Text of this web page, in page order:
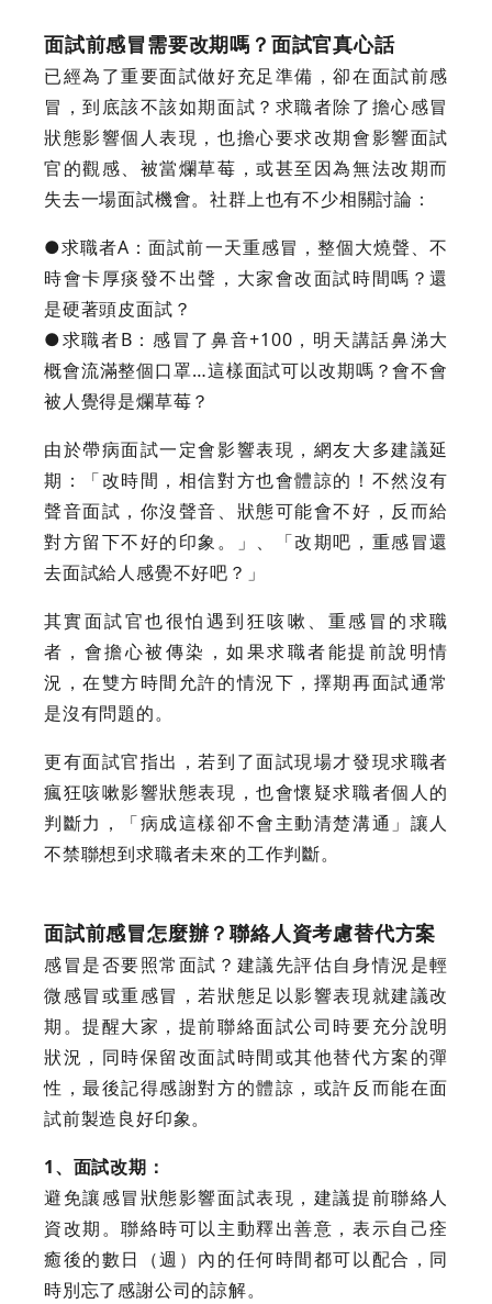
面試前感冒需要改期嗎？面試官真心話
已經為了重要面試做好充足準備，卻在面試前感
冒，到底該不該如期面試？求職者除了擔心感冒
狀態影響個人表現，也擔心要求改期會影響面試
官的觀感、被當爛草莓，或甚至因為無法改期而
失去一場面試機會。社群上也有不少相關討論：
●求職者A：面試前一天重感冒，整個大燒聲、不
時會卡厚痰發不出聲，大家會改面試時間嗎？還
是硬著頭皮面試？
●求職者B：感冒了鼻音+100，明天講話鼻涕大
概會流滿整個口罩…這樣面試可以改期嗎？會不會
被人覺得是爛草莓？
由於帶病面試一定會影響表現，網友大多建議延
期：「改時間，相信對方也會體諒的！不然沒有
聲音面試，你沒聲音、狀態可能會不好，反而給
對方留下不好的印象。」、「改期吧，重感冒還
去面試給人感覺不好吧？」
其實面試官也很怕遇到狂咳嗽、重感冒的求職
者，會擔心被傳染，如果求職者能提前說明情
況，在雙方時間允許的情況下，擇期再面試通常
是沒有問題的。
更有面試官指出，若到了面試現場才發現求職者
瘋狂咳嗽影響狀態表現，也會懷疑求職者個人的
判斷力，「病成這樣卻不會主動清楚溝通」讓人
不禁聯想到求職者未來的工作判斷。
面試前感冒怎麼辦？聯絡人資考慮替代方案
感冒是否要照常面試？建議先評估自身情況是輕
微感冒或重感冒，若狀態足以影響表現就建議改
期。提醒大家，提前聯絡面試公司時要充分說明
狀況，同時保留改面試時間或其他替代方案的彈
性，最後記得感謝對方的體諒，或許反而能在面
試前製造良好印象。
1、面試改期：
避免讓感冒狀態影響面試表現，建議提前聯絡人
資改期。聯絡時可以主動釋出善意，表示自己痊
癒後的數日（週）內的任何時間都可以配合，同
時別忘了感謝公司的諒解。